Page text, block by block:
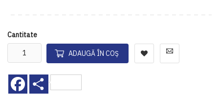
Cantitate
ADAUGĂ ÎN COȘ
Facebook